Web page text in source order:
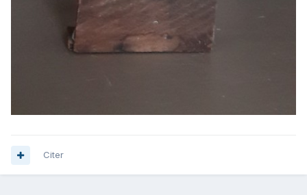
Citer